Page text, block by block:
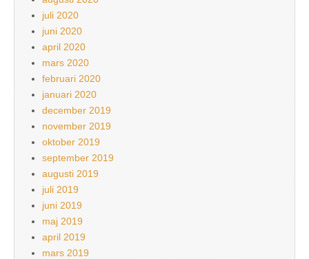
juli 2020
juni 2020
april 2020
mars 2020
februari 2020
januari 2020
december 2019
november 2019
oktober 2019
september 2019
augusti 2019
juli 2019
juni 2019
maj 2019
april 2019
mars 2019